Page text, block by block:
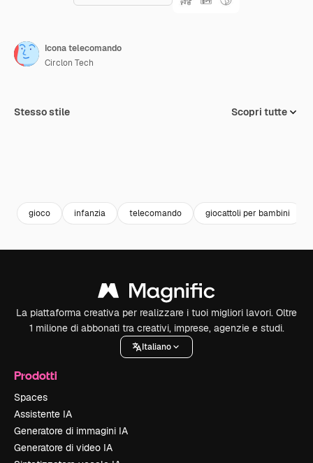
Icona telecomando
Circlon Tech
Stesso stile Scopri tutte
gioco infanzia telecomando giocattoli per bambini
La piattaforma creativa per realizzare i tuoi migliori lavori. Oltre
1 milione di abbonati tra creativi, imprese, agenzie e studi.
Italiano
Prodotti
Spaces
Assistente IA
Generatore di immagini IA
Generatore di video IA